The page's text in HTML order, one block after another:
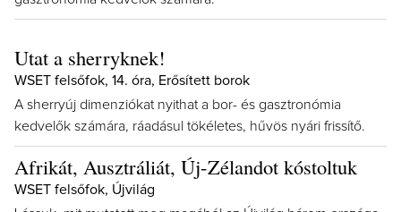
Utat a sherryknek!
WSET felsőfok, 14. óra, Erősített borok
A sherryúj dimenziókat nyithat a bor- és gasztronómia
kedvelők számára, ráadásul tökéletes, hűvös nyári frissítő.
Afrikát, Ausztráliát, Új-Zélandot kóstoltuk
WSET felsőfok, Újvilág